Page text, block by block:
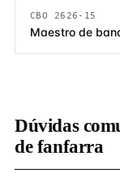
CBO 2626-15
Maestro de
Dúvidas
de fanfarra